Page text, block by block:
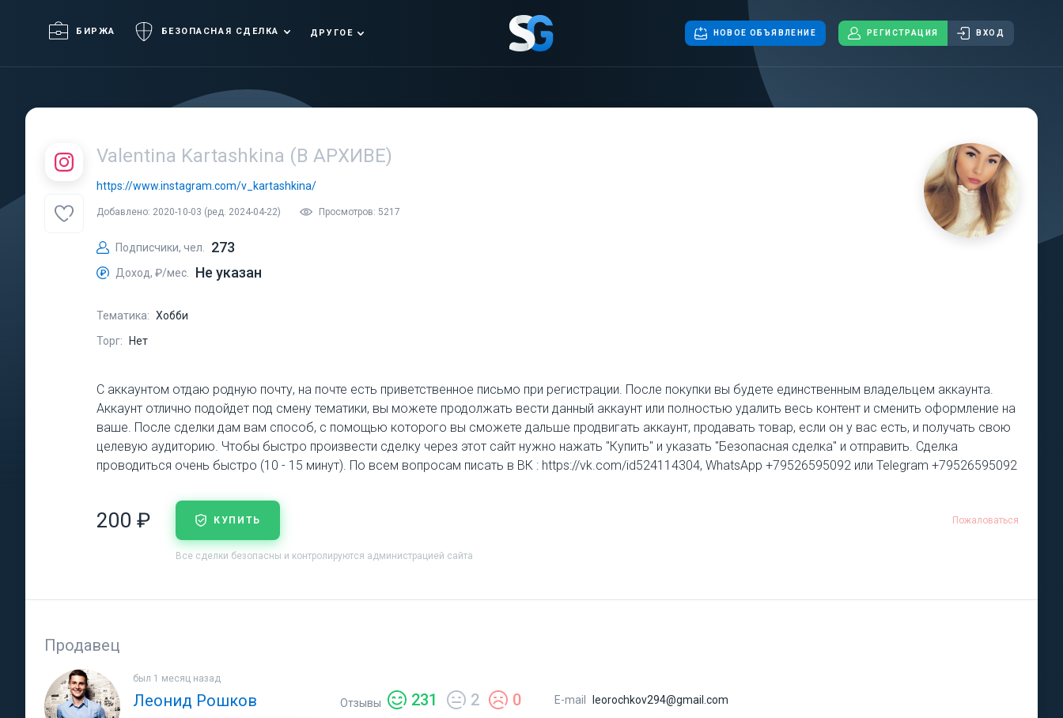
БИРЖА БЕЗОПАСНАЯ СДЕЛКА ДРУГОЕ НОВОЕ ОБЪЯВЛЕНИЕ РЕГИСТРАЦИЯ ВХОД
Valentina Kartashkina (В АРХИВЕ)
https://www.instagram.com/v_kartashkina/
Добавлено: 2020-10-03 (ред. 2024-04-22) Просмотров: 5217
Подписчики, чел. 273
Доход, ₽/мес. Не указан
Тематика: Хобби
Торг:
Нет
С аккаунтом отдаю родную почту, на почте есть приветственное письмо при регистрации. После покупки вы будете единственным владельцем аккаунта.
Аккаунт отлично подойдет под смену тематики, вы можете продолжать вести данный аккаунт или полностью удалить весь контент и сменить оформление на
ваше. После сделки дам вам способ, с помощью которого вы сможете дальше продвигать аккаунт, продавать товар, если он у вас есть, и получать свою
целевую аудиторию. Чтобы быстро произвести сделку через этот сайт нужно нажать "Купить" и указать "Безопасная сделка" и отправить. Сделка
проводиться очень быстро (10 - 15 минут). По всем вопросам писать в ВК : https://vk.com/id524114304, WhatsApp +79526595092 или Telegram +79526595092
200 ₽ КУПИТЬ
Все сделки безопасны и контролируются администрацией сайта
Пожаловаться
Продавец
был 1 месяц назад
Леонид Рошков Отзывы 231 2 0 E-mail
leorochkov294@gmail.com